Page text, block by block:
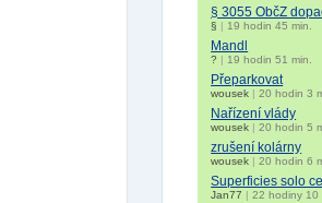
§ 3055 ObčZ
§ | 19 hodin 45 min.
Mandl
? | 19 hodin 51 min.
Přeparkovat
wousek |20 hodin 3
Nařízení vlády
wousek |20 hodin 5
zrušení kolárny
wousek |20 hodin 6
Superficies solo
Jan77 |22 hodiny 10